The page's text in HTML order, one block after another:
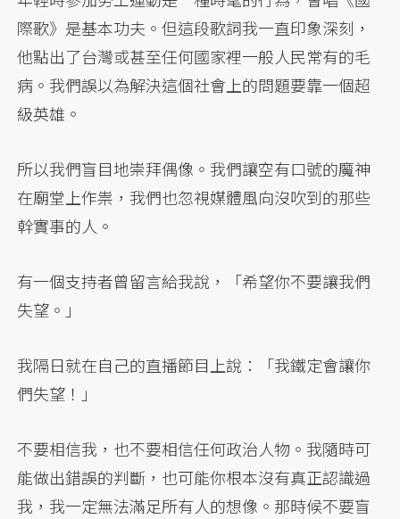
際歌》是基本功夫。但這段歌詞我一直印象深刻，
他點出了台灣或甚至任何國家裡一般人民常有的毛
病。我們誤以為解決這個社會上的問題要靠一個超
級英雄。
所以我們盲目地崇拜偶像。我們讓空有口號的魔神
在廟堂上作祟，我們也忽視媒體風向沒吹到的那些
幹實事的人。
有一個支持者曾留言給我說，「希望你不要讓我們
失望。」
我隔日就在自己的直播節目上說：「我鐵定會讓你
們失望！」
不要相信我，也不要相信任何政治人物。我隨時可
能做出錯誤的判斷，也可能你根本沒有真正認識過
我，我一定無法滿足所有人的想像。那時候不要盲